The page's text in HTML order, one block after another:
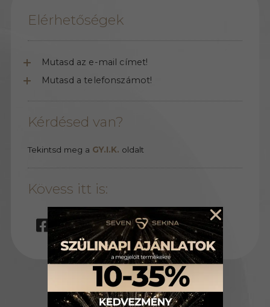
Elérhetőségek
Mutasd az e-mail címet!
Mutasd a telefonszámot!
Kérdésed van?
Tekintsd meg a GY.I.K. oldalt
Kövess itt is: